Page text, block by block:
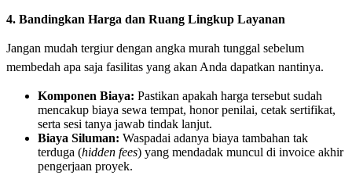
4. Bandingkan Harga dan Ruang Lingkup Layanan
Jangan mudah tergiur dengan angka murah tunggal sebelum
membedah apa saja fasilitas yang akan Anda dapatkan nantinya.
Komponen Biaya: Pastikan apakah harga tersebut sudah
mencakup biaya sewa tempat, honor penilai, cetak sertifikat,
serta sesi tanya jawab tindak lanjut.
Biaya Siluman: Waspadai adanya biaya tambahan tak
terduga (hidden fees) yang mendadak muncul di invoice akhir
pengerjaan proyek.